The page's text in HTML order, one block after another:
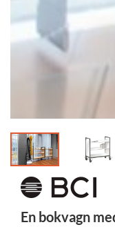
En bokvagn